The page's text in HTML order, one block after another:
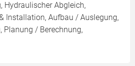
Hydraulischer Abgleich,
Installation, Aufbau / Auslegung,
Planung / Berechnung,